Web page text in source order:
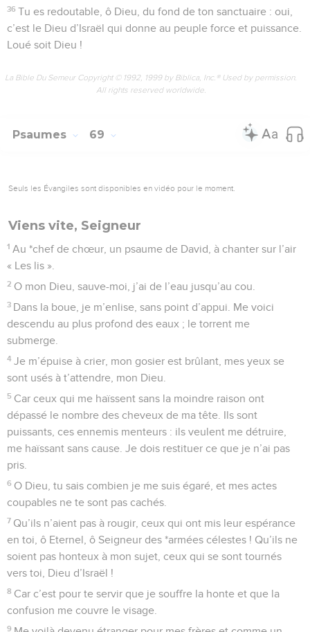
36 Tu es redoutable, ô Dieu, du fond de ton sanctuaire : oui,
c’est le Dieu d’Israël qui donne au peuple force et puissance.
Loué soit Dieu !
La Bible Du Semeur Copyright © 1992, 1999 by Biblica, Inc.® Used by permission.
All rights reserved worldwide.
Psaumes 69
Seuls les Évangiles sont disponibles en vidéo pour le moment.
Viens vite, Seigneur
1 Au *chef de chœur, un psaume de David, à chanter sur l’air
« Les lis ».
2 O mon Dieu, sauve-moi, j’ai de l’eau jusqu’au cou.
3 Dans la boue, je m’enlise, sans point d’appui. Me voici
descendu au plus profond des eaux ; le torrent me
submerge.
4 Je m’épuise à crier, mon gosier est brûlant, mes yeux se
sont usés à t’attendre, mon Dieu.
5 Car ceux qui me haïssent sans la moindre raison ont
dépassé le nombre des cheveux de ma tête. Ils sont
puissants, ces ennemis menteurs : ils veulent me détruire,
me haïssant sans cause. Je dois restituer ce que je n’ai pas
pris.
6 O Dieu, tu sais combien je me suis égaré, et mes actes
coupables ne te sont pas cachés.
7 Qu’ils n’aient pas à rougir, ceux qui ont mis leur espérance
en toi, ô Eternel, ô Seigneur des *armées célestes ! Qu’ils ne
soient pas honteux à mon sujet, ceux qui se sont tournés
vers toi, Dieu d’Israël !
8 Car c’est pour te servir que je souffre la honte et que la
confusion me couvre le visage.
9